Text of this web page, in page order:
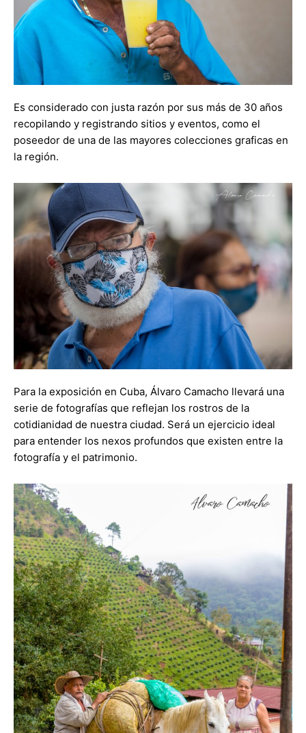
Es considerado con justa razón por sus más de 30 años
recopilando y registrando sitios y eventos, como el
poseedor de una de las mayores colecciones graficas en
la región.
Para la exposición en Cuba, Álvaro Camacho llevará una
serie de fotografías que reflejan los rostros de la
cotidianidad de nuestra ciudad. Será un ejercicio ideal
para entender los nexos profundos que existen entre la
fotografía y el patrimonio.